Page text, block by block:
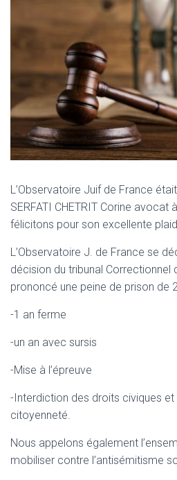
L’Observatoire Juif de France
SERFATI CHETRIT Corine avocat
félicitons pour son excellente
L’Observatoire J. de France se
décision du tribunal Correctionnel
prononcé une peine de prison de
-1 an ferme
-un an avec sursis
-Mise à l’épreuve
-Interdiction des droits civiques
citoyenneté.
Nous appelons également
mobiliser contre l’antisémitisme